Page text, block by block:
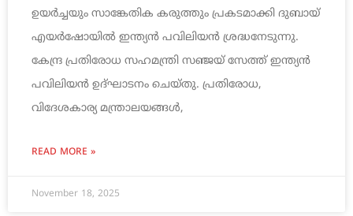
ഉയർച്ചയും സാങ്കേതിക കരുത്തും പ്രകടമാക്കി ദുബായ്
എയർഷോയിൽ ഇന്ത്യൻ പവിലിയൻ ശ്രദ്ധനേടുന്നു.
കേന്ദ്ര പ്രതിരോധ സഹമന്ത്രി സഞ്ജയ് സേത്ത് ഇന്ത്യൻ
പവിലിയൻ ഉദ്ഘാടനം ചെയ്തു. പ്രതിരോധ,
വിദേശകാര്യ മന്ത്രാലയങ്ങൾ,
READ MORE »
November 18, 2025